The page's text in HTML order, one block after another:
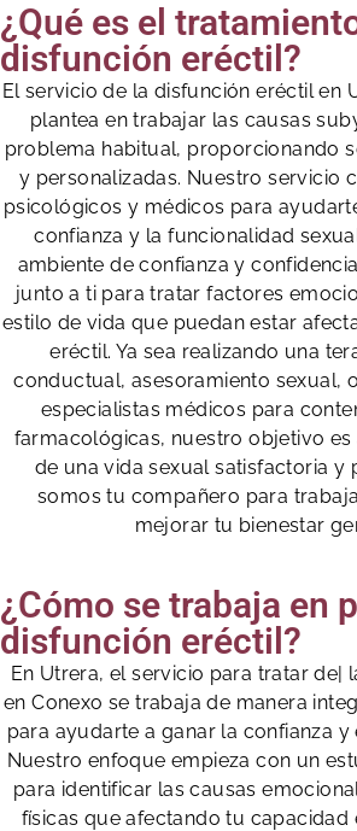
¿Qué es el
disfunción eréctil?
El servicio de la disfunción eréctil en
plantea en trabajar las causas
problema habitual, proporcionando
y personalizadas. Nuestro servicio
psicológicos y médicos para
confianza y la funcionalidad
ambiente de confianza y
junto a ti para tratar factores
estilo de vida que puedan estar
eréctil. Ya sea realizando una
conductual, asesoramiento sexual,
especialistas médicos para
farmacológicas, nuestro objetivo
de una vida sexual satisfactoria y
somos tu compañero para
mejorar tu bienestar
¿Cómo se trabaja en
disfunción eréctil?
En Utrera, el servicio para tratar de|
en Conexo se trabaja de manera
para ayudarte a ganar la confianza y
Nuestro enfoque empieza con un
para identificar las causas
físicas que afectando tu capacidad